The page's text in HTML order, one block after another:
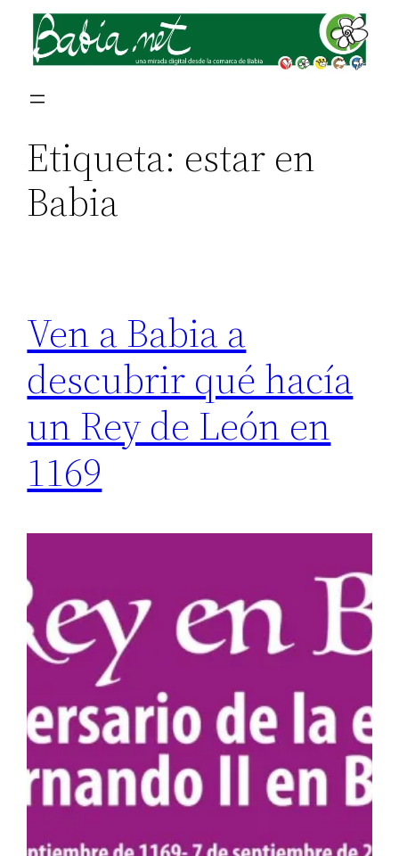
Saltar
contenido
Etiqueta: estar en
Babia
Ven a Babia a
descubrir qué hacía
un Rey de León en
1169